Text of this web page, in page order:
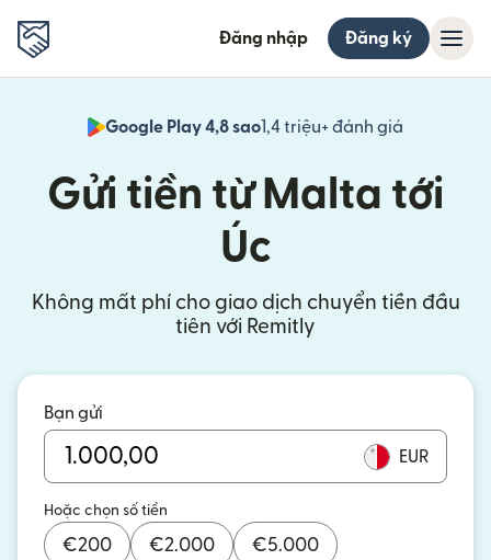
Đăng nhập Đăng ký
Google Play 4,8 sao1,4 triệu+ đánh giá
Gửi tiền từ Malta tới
Úc
Không mất phí cho giao dịch chuyển tiền đầu
tiên với Remitly
Bạn gửi
EUR
Hoặc chọn số tiền
€200 €2.000 €5.000